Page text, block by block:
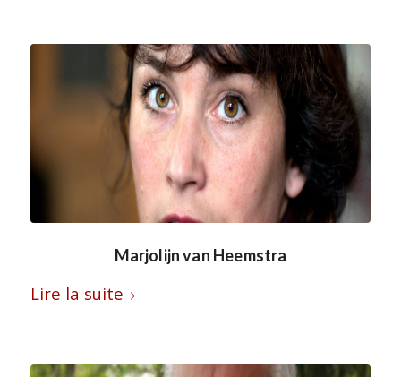
Marjolijn van Heemstra
Lire la suite